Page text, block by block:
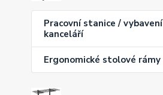
Pracovní stanice / vybavení
kanceláří
Ergonomické stolové rámy